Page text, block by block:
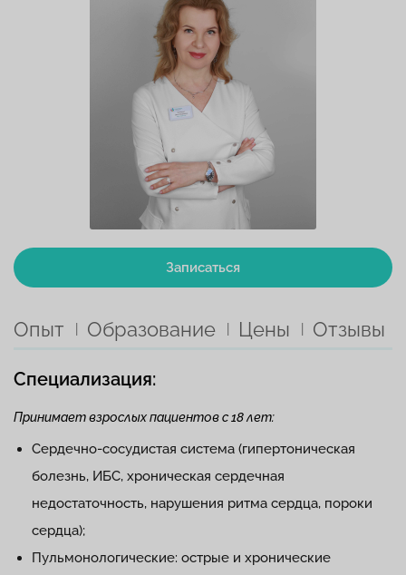
Записаться
Опыт Образование Цены Отзывы
Специализация:
Принимает взрослых пациентов с 18 лет:
Сердечно-сосудистая система (гипертоническая
болезнь, ИБС, хроническая сердечная
недостаточность, нарушения ритма сердца, пороки
сердца);
Пульмонологические: острые и хронические